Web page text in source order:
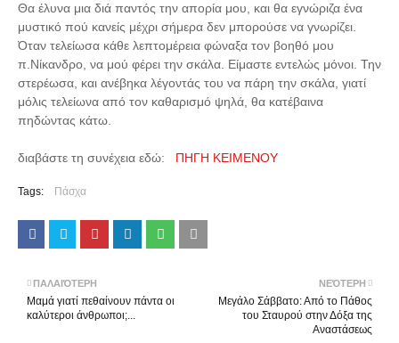
Θα έλυνα μια διά παντός την απορία μου, και θα εγνώριζα ένα
μυστικό πού κανείς μέχρι σήμερα δεν μπορούσε να γνωρίζει.
Όταν τελείωσα κάθε λεπτομέρεια φώναξα τον βοηθό μου
π.Νίκανδρο, να μού φέρει την σκάλα. Είμαστε εντελώς μόνοι. Την
στερέωσα, και ανέβηκα λέγοντάς του να πάρη την σκάλα, γιατί
μόλις τελείωνα από τον καθαρισμό ψηλά, θα κατέβαινα
πηδώντας κάτω.
διαβάστε τη συνέχεια εδώ: ΠΗΓΗ ΚΕΙΜΕΝΟΥ
Tags: Πάσχα
ΝΕΌΤΕΡΗ
Μεγάλο Σάββατο: Από το Πάθος
του Σταυρού στην Δόξα της
Αναστάσεως
ΠΑΛΑΙΌΤΕΡΗ
Μαμά γιατί πεθαίνουν πάντα οι
καλύτεροι άνθρωποι;...